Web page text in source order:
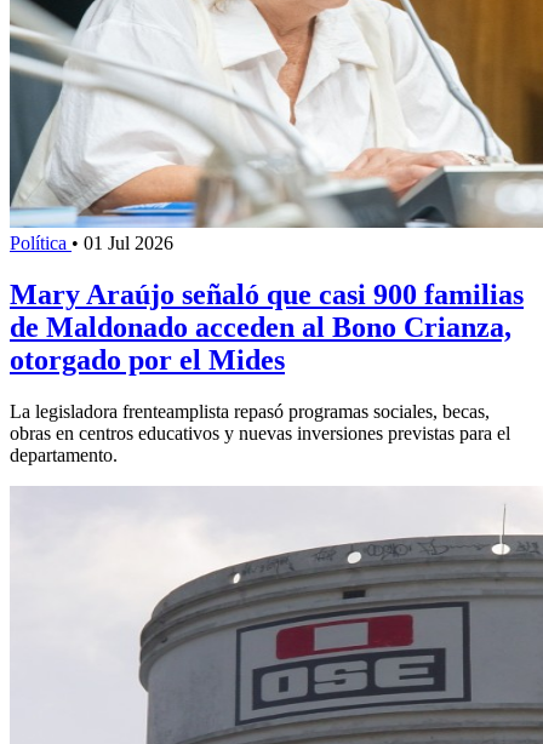
Política • 01 Jul 2026
Mary Araújo señaló que casi 900 familias
de Maldonado acceden al Bono Crianza,
otorgado por el Mides
La legisladora frenteamplista repasó programas sociales, becas,
obras en centros educativos y nuevas inversiones previstas para el
departamento.